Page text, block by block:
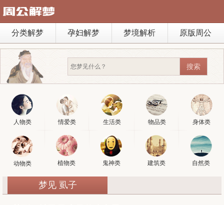
分类解梦 孕妇解梦 梦境解析 原版周公
人物类 情爱类 生活类 物品类 身体类
动物类 植物类 鬼神类 建筑类 自然类
梦见 虱子